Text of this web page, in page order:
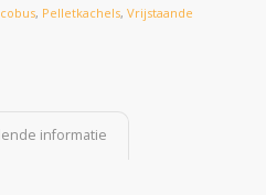
, Pelletkachels, Vrijstaande
informatie